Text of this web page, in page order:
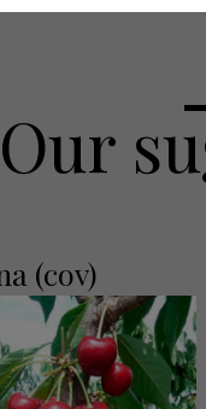
Our
(cov)